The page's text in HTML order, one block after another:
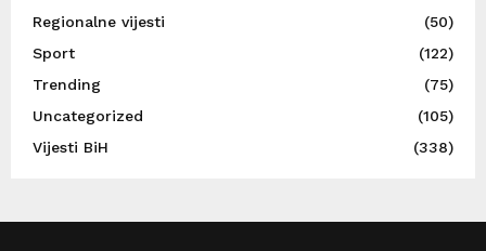
Regionalne vijesti
(50)
Sport
(122)
Trending
(75)
Uncategorized
(105)
Vijesti BiH
(338)